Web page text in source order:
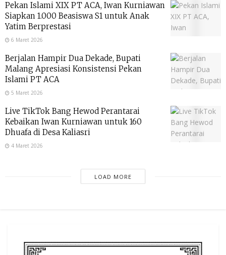
Pekan Islami XIX PT ACA, Iwan Kurniawan
Siapkan 1.000 Beasiswa S1 untuk Anak
Yatim Berprestasi
6 Maret 2026
Berjalan Hampir Dua Dekade, Bupati
Malang Apresiasi Konsistensi Pekan
Islami PT ACA
5 Maret 2026
Live TikTok Bang Hewod Perantarai
Kebaikan Iwan Kurniawan untuk 160
Dhuafa di Desa Kaliasri
4 Maret 2026
LOAD MORE